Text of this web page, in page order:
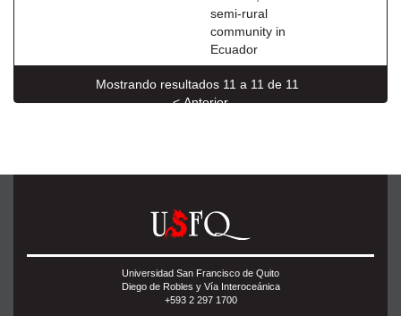
semi-rural
community in
Ecuador
Mostrando resultados 11 a 11 de 11
< Anterior
Universidad San Francisco de Quito
Diego de Robles y Vía Interoceánica
+593 2 297 1700